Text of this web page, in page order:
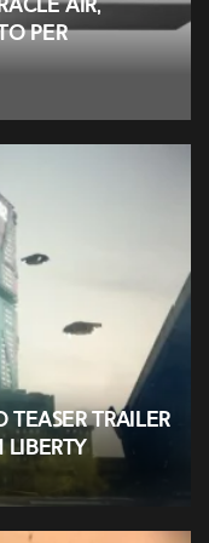
per
teaser trailer
Liberty